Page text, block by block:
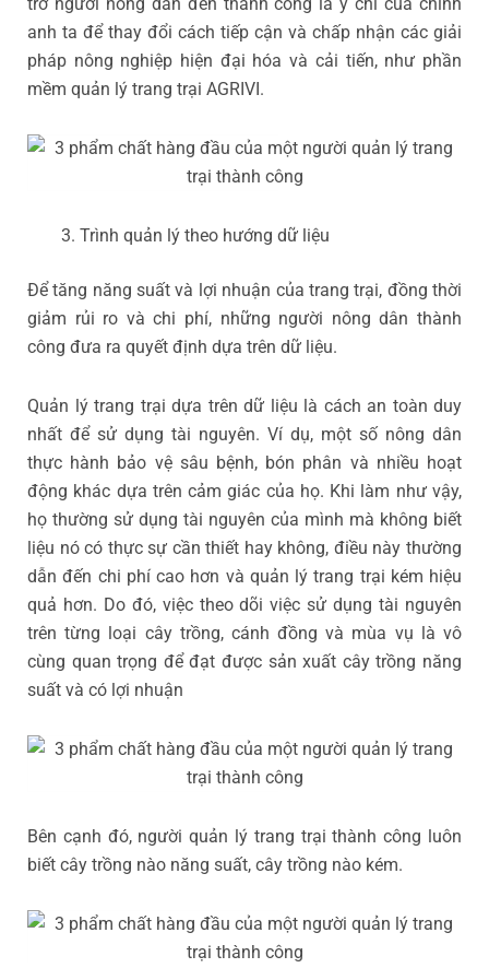
anh ta để thay đổi cách tiếp cận và chấp nhận các giải
pháp nông nghiệp hiện đại hóa và cải tiến, như phần
mềm quản lý trang trại AGRIVI.
Trình quản lý theo hướng dữ liệu
Để tăng năng suất và lợi nhuận của trang trại, đồng thời
giảm rủi ro và chi phí, những người nông dân thành
công đưa ra quyết định dựa trên dữ liệu.
Quản lý trang trại dựa trên dữ liệu là cách an toàn duy
nhất để sử dụng tài nguyên. Ví dụ, một số nông dân
thực hành bảo vệ sâu bệnh, bón phân và nhiều hoạt
động khác dựa trên cảm giác của họ. Khi làm như vậy,
họ thường sử dụng tài nguyên của mình mà không biết
liệu nó có thực sự cần thiết hay không, điều này thường
dẫn đến chi phí cao hơn và quản lý trang trại kém hiệu
quả hơn. Do đó, việc theo dõi việc sử dụng tài nguyên
trên từng loại cây trồng, cánh đồng và mùa vụ là vô
cùng quan trọng để đạt được sản xuất cây trồng năng
suất và có lợi nhuận
Bên cạnh đó, người quản lý trang trại thành công luôn
biết cây trồng nào năng suất, cây trồng nào kém.